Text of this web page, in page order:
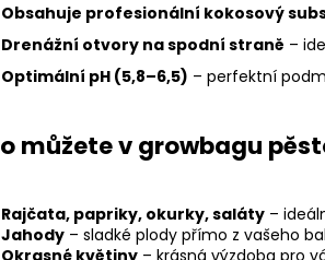
Obsahuje profesionální kokosový
Drenážní otvory na spodní straně –
Optimální pH (5,8–6,5) – perfektní
můžete v growbagu
Rajčata, papriky, okurky, saláty –
Jahody – sladké plody přímo z vašeho
Okrasné květiny – krásná výzdoba pro